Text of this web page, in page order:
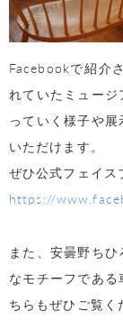
Facebookで紹介
れていたミュー
っていく様子や
いただけます。
ぜひ公式フェイス
https://
また、安曇野ち
なモチーフであ
ちらもぜひご覧く